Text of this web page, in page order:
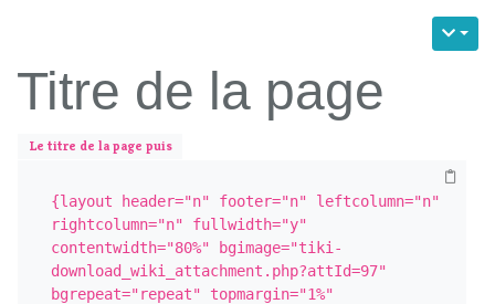
Titre de la page
Le titre de la page puis
{layout header="n" footer="n" leftcolumn="n"
rightcolumn="n" fullwidth="y"
contentwidth="80%" bgimage="tiki-
download_wiki_attachment.php?attId=97"
bgrepeat="repeat" topmargin="1%"